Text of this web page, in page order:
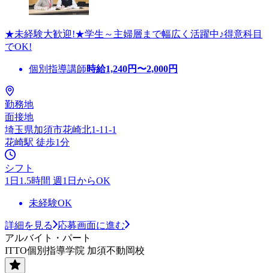
★未経験大歓迎!★学生～主婦層まで幅広く活躍中♪得意科目
でOK!
個別指導講師時給1,240円〜2,000円
勤務地
面接地
埼玉県加須市花崎北1-11-1
花崎駅 徒歩1分
シフト
1日1.5時間 週1日からOK
未経験OK
詳細を見る
応募画面に進む
アルバイト・パート
ITTO個別指導学院 加須不動岡校